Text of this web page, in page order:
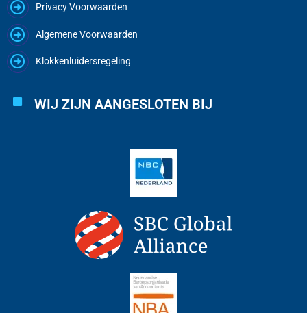
Privacy Voorwaarden
Algemene Voorwaarden
Klokkenluidersregeling
WIJ ZIJN AANGESLOTEN BIJ